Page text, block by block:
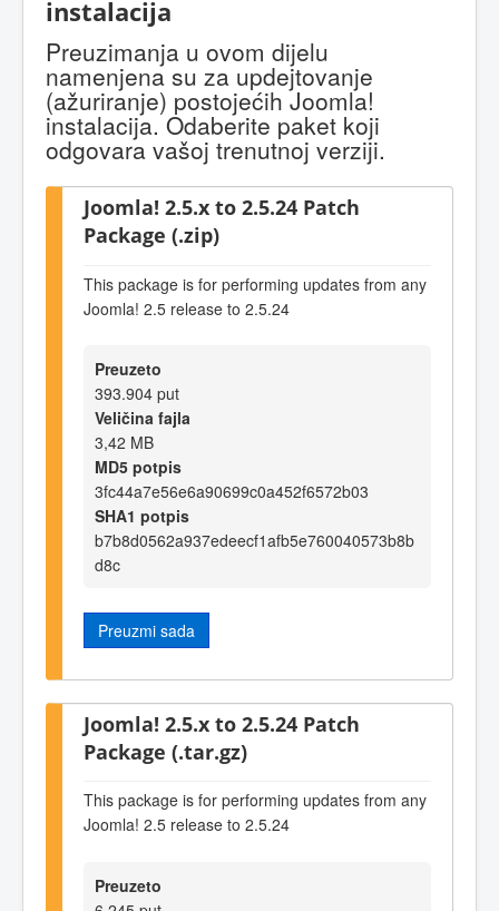
instalacija
Preuzimanja u ovom dijelu
namenjena su za updejtovanje
(ažuriranje) postojećih Joomla!
instalacija. Odaberite paket koji
odgovara vašoj trenutnoj verziji.
Joomla! 2.5.x to 2.5.24 Patch
Package (.zip)
This package is for performing updates from any
Joomla! 2.5 release to 2.5.24
Preuzeto
393.904 put
Veličina fajla
3,42 MB
MD5 potpis
3fc44a7e56e6a90699c0a452f6572b03
SHA1 potpis
b7b8d0562a937edeecf1afb5e760040573b8b
d8c
Preuzmi sada
Joomla! 2.5.x to 2.5.24 Patch
Package (.tar.gz)
This package is for performing updates from any
Joomla! 2.5 release to 2.5.24
Preuzeto